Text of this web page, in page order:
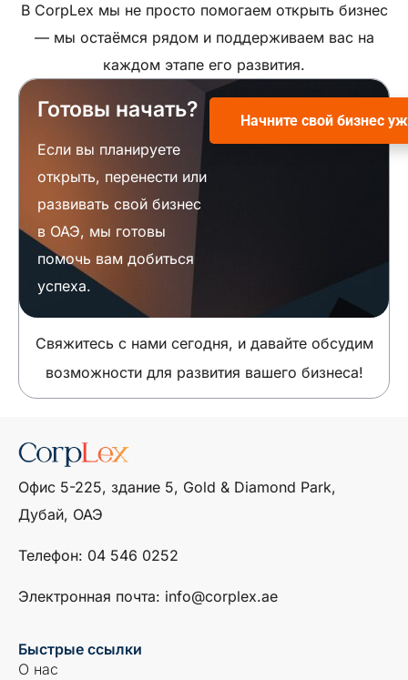
В CorpLex мы не просто помогаем открыть бизнес
— мы остаёмся рядом и поддерживаем вас на
каждом этапе его развития.
Готовы начать?
Если вы планируете
открыть, перенести или
развивать свой бизнес
в ОАЭ, мы готовы
помочь вам добиться
успеха.
Начните свой бизнес
Свяжитесь с нами сегодня, и давайте обсудим
возможности для развития вашего бизнеса!
Офис 5-225, здание 5, Gold & Diamond Park,
Дубай, ОАЭ
Телефон: ‎04 546 0252
Электронная почта: info@corplex.ae
Быстрые ссылки
О нас